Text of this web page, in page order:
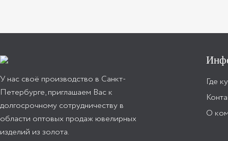
У нас своё производство в Санкт-
Петербурге, приглашаем Вас к
долгосрочному сотрудничеству в
области оптовых продаж ювелирных
изделий из золота.
Где
О